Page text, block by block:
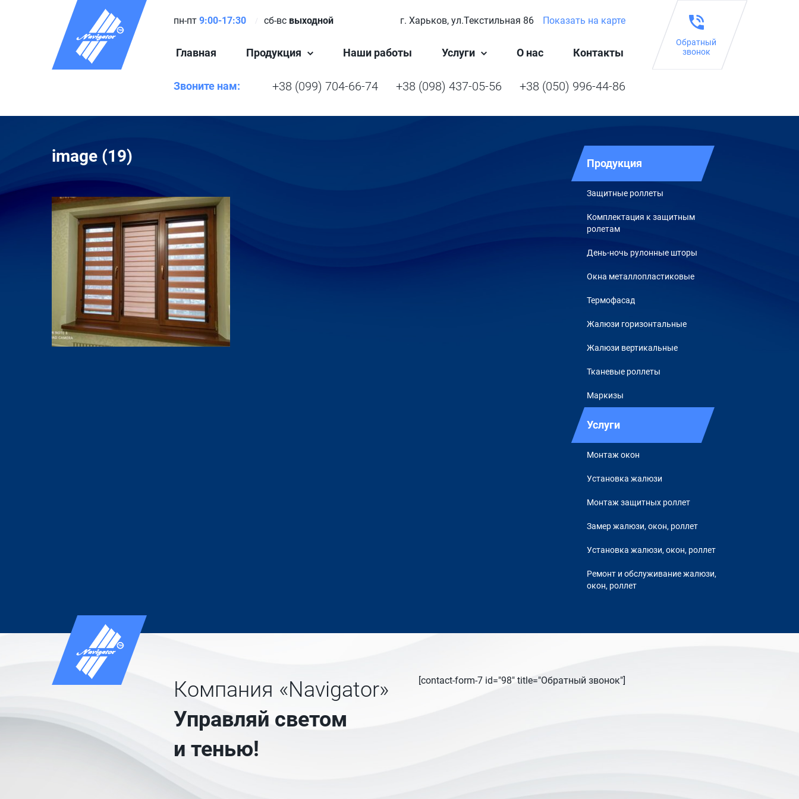
пн-пт 9:00-17:30 сб-вс выходной г. Харьков, ул.Текстильная 86 Показать на карте
Главная Продукция Наши работы Услуги О нас Контакты
Звоните нам: +38 (050) 996-44-86
+38 (098) 437-05-56
+38 (099) 704-66-74
Обратный
звонок
image (19) Продукция
Защитные роллеты
Комплектация к защитным
ролетам
День-ночь рулонные шторы
Окна металлопластиковые
Термофасад
Жалюзи горизонтальные
Жалюзи вертикальные
Тканевые роллеты
Маркизы
Услуги
Монтаж окон
Установка жалюзи
Монтаж защитных роллет
Замер жалюзи, окон, роллет
Установка жалюзи, окон, роллет
Ремонт и обслуживание жалюзи,
окон, роллет
Компания «Navigator»
Управляй светом
и тенью!
[contact-form-7 id="98" title="Обратный звонок"]